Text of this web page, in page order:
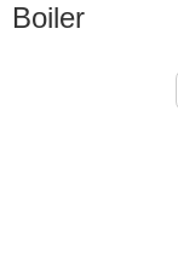
Boiler